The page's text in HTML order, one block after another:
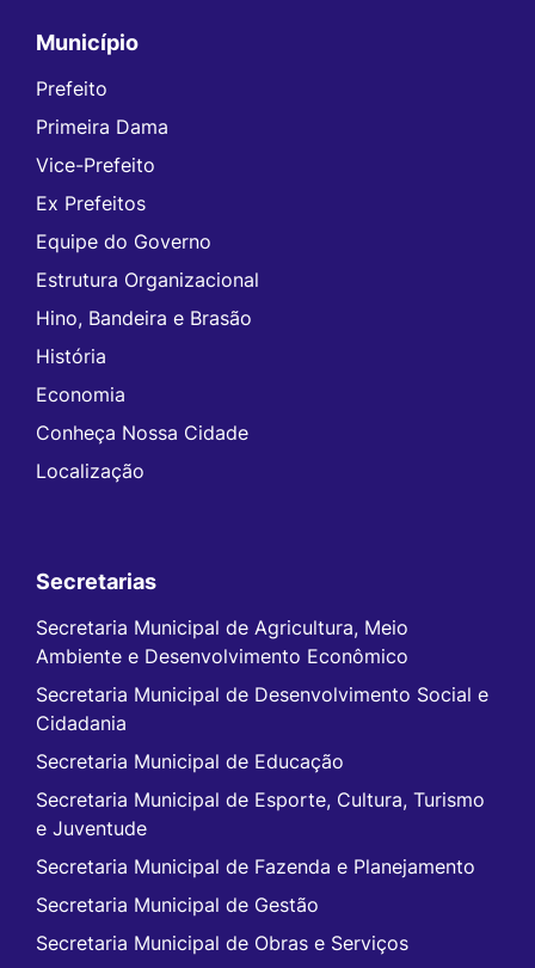
Município
Prefeito
Primeira Dama
Vice-Prefeito
Ex Prefeitos
Equipe do Governo
Estrutura Organizacional
Hino, Bandeira e Brasão
História
Economia
Conheça Nossa Cidade
Localização
Secretarias
Secretaria Municipal de Agricultura, Meio
Ambiente e Desenvolvimento Econômico
Secretaria Municipal de Desenvolvimento Social e
Cidadania
Secretaria Municipal de Educação
Secretaria Municipal de Esporte, Cultura, Turismo
e Juventude
Secretaria Municipal de Fazenda e Planejamento
Secretaria Municipal de Gestão
Secretaria Municipal de Obras e Serviços